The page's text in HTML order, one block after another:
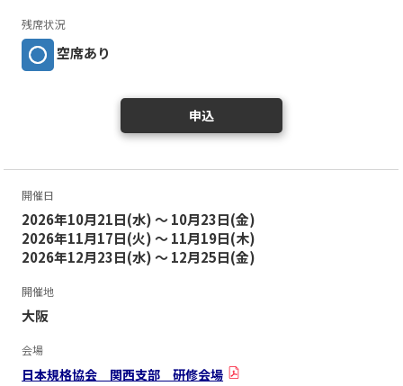
残席状況
空席あり
申込
開催日
2026年10月21日(水) ～ 10月23日(金)
2026年11月17日(火) ～ 11月19日(木)
2026年12月23日(水) ～ 12月25日(金)
開催地
大阪
会場
日本規格協会 関西支部 研修会場